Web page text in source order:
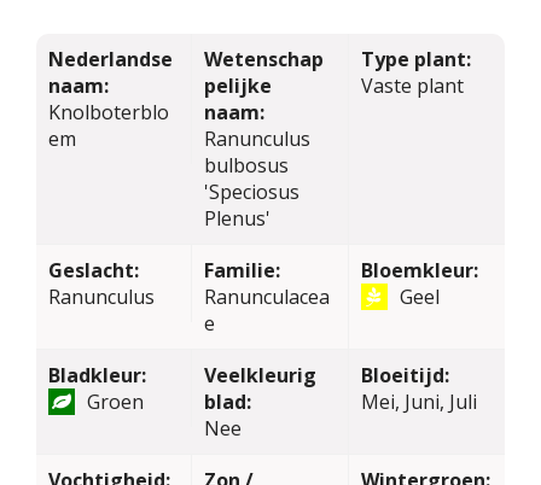
Nederlandse
naam:
Knolboterblo
em
Wetenschap
pelijke
naam:
Ranunculus
bulbosus
'Speciosus
Plenus'
Type plant:
Vaste plant
Geslacht:
Ranunculus
Familie:
Ranunculacea
e
Bloemkleur:
Geel
Bladkleur:
Groen
Veelkleurig
blad:
Nee
Bloeitijd:
Mei, Juni, Juli